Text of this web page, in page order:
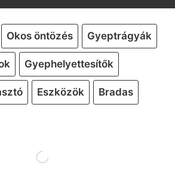
Okos öntözés Gyeptrágyák
Gyephelyettesítők
Eszközök Bradas